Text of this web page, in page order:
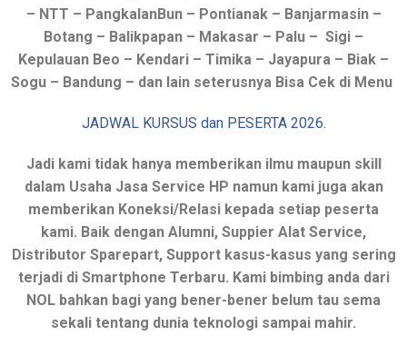
– NTT – PangkalanBun – Pontianak – Banjarmasin –
Botang – Balikpapan – Makasar – Palu – Sigi –
Kepulauan Beo – Kendari – Timika – Jayapura – Biak –
Sogu – Bandung – dan lain seterusnya Bisa Cek di Menu
JADWAL KURSUS dan PESERTA 2026.
Jadi kami tidak hanya memberikan ilmu maupun skill
dalam Usaha Jasa Service HP namun kami juga akan
memberikan Koneksi/Relasi kepada setiap peserta
kami. Baik dengan Alumni, Suppier Alat Service,
Distributor Sparepart, Support kasus-kasus yang sering
terjadi di Smartphone Terbaru. Kami bimbing anda dari
NOL bahkan bagi yang bener-bener belum tau sema
sekali tentang dunia teknologi sampai mahir.